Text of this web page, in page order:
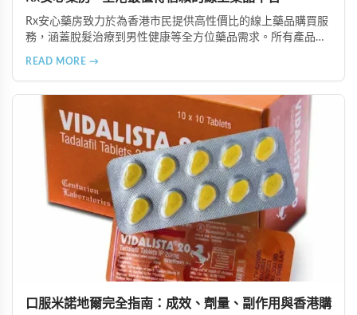
Rx安心藥房致力於為香港市民提供高性價比的線上藥品購買服
務，涵蓋脫髮治療到男性健康等全方位藥品需求。所有產品均
READ MORE →
口服米諾地爾完全指南：成效、劑量、副作用與香港購